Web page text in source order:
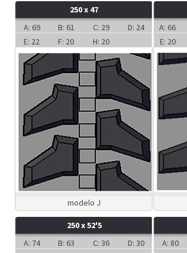
250 x 47
A: 69
B: 61 C: 29
D: 24
E: 22
F: 20 H: 20
modelo J
A: 66
E: 20
250 x 52'5
A: 74
B: 63 C: 36
D: 30
A: 80